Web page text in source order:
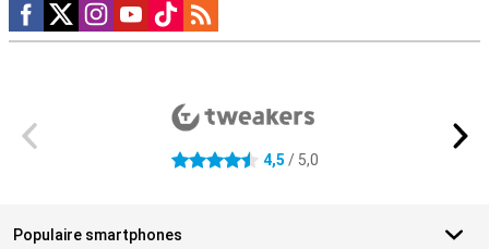
Social media
4.5 sterren 4,5 / 5,0
Populaire smartphones